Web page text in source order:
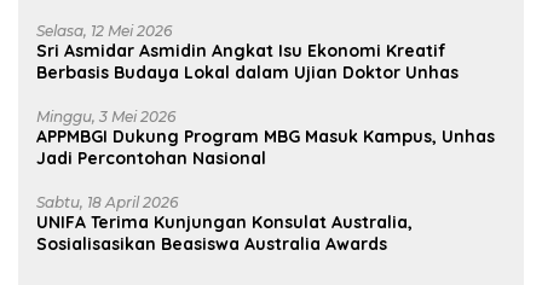
Selasa, 12 Mei 2026
Sri Asmidar Asmidin Angkat Isu Ekonomi Kreatif
Berbasis Budaya Lokal dalam Ujian Doktor Unhas
Minggu, 3 Mei 2026
APPMBGI Dukung Program MBG Masuk Kampus, Unhas
Jadi Percontohan Nasional
Sabtu, 18 April 2026
UNIFA Terima Kunjungan Konsulat Australia,
Sosialisasikan Beasiswa Australia Awards